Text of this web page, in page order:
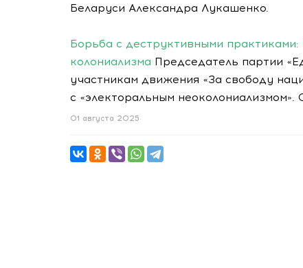
Беларуси Александра Лукашенко.
Борьба с деструктивными
колониализма Председатель партии
участникам движения «За свободу
с «электоральным
01 августа 2025